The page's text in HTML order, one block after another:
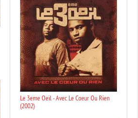
Le 3eme Oeil - Avec Le Coeur Ou Rien
(2002)